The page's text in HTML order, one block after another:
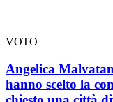
VOTO
Angelica
hanno scelto la